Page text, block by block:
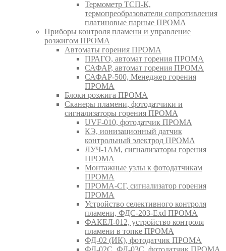
Термометр ТСП-К,
термопреобразователи сопротивления
платиновые парные ПРОМА
Приборы контроля пламени и управление
розжигом ПРОМА
Автоматы горения ПРОМА
ПРАГО, автомат горения ПРОМА
САФАР, автомат горения ПРОМА
САФАР-500, Менеджер горения
ПРОМА
Блоки розжига ПРОМА
Сканеры пламени, фотодатчики и
сигнализаторы горения ПРОМА
UVF-010, фотодатчик ПРОМА
КЭ, ионизационный датчик
контрольный электрод ПРОМА
ЛУЧ-1АМ, сигнализаторы горения
ПРОМА
Монтажные узлы к фотодатчикам
ПРОМА
ПРОМА-СГ, сигнализатор горения
ПРОМА
Устройство селективного контроля
пламени, ФДС-203-Exd ПРОМА
ФАКЕЛ-012, устройство контроля
пламени в топке ПРОМА
ФД-02 (ИК), фотодатчик ПРОМА
ФД-02С, ФД-03С, фотодатчик ПРОМА